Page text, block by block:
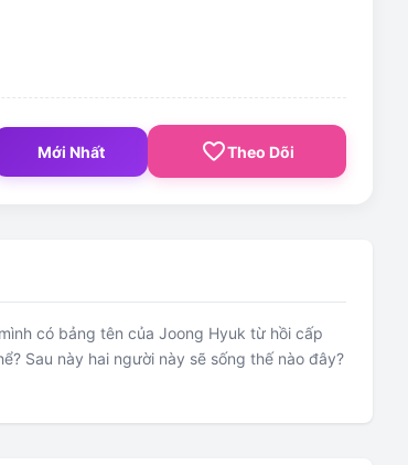
Mới Nhất favorite_borderTheo Dõi
có bảng tên của Joong Hyuk từ hồi cấp
Sau này hai người này sẽ sống thế nào đây?